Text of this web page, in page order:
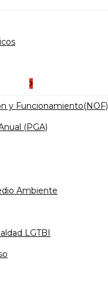
y Funcionamiento(NOF)
(PGA)
Ambiente
LGTBI